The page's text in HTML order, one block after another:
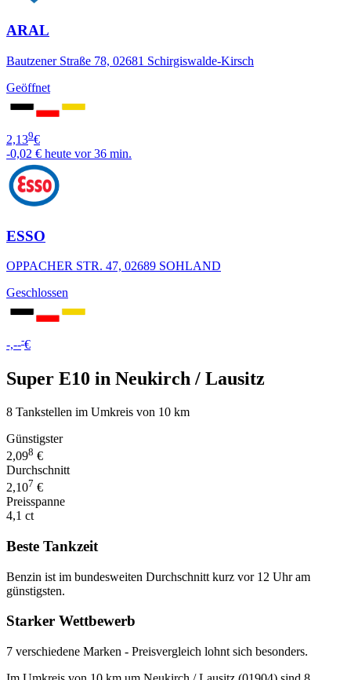
ARAL
Bautzener Straße 78, 02681 Schirgiswalde-Kirsch
Geöffnet
2,139€
-0,02 € heute vor 36 min.
ESSO
OPPACHER STR. 47, 02689 SOHLAND
Geschlossen
-,---€
Super E10 in Neukirch / Lausitz
8 Tankstellen im Umkreis von 10 km
Günstigster
2,098 €
Durchschnitt
2,107 €
Preisspanne
4,1 ct
Beste Tankzeit
Benzin ist im bundesweiten Durchschnitt kurz vor 12 Uhr am
günstigsten.
Starker Wettbewerb
7 verschiedene Marken - Preisvergleich lohnt sich besonders.